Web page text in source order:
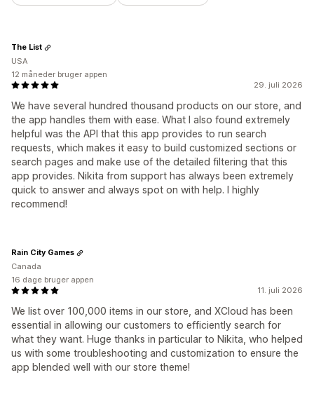
29. juli 2026
We have several hundred thousand products on our store, and
the app handles them with ease. What I also found extremely
helpful was the API that this app provides to run search
requests, which makes it easy to build customized sections or
search pages and make use of the detailed filtering that this
app provides. Nikita from support has always been extremely
quick to answer and always spot on with help. I highly
recommend!
The List
USA
12 måneder bruger appen
11. juli 2026
We list over 100,000 items in our store, and XCloud has been
essential in allowing our customers to efficiently search for
what they want. Huge thanks in particular to Nikita, who helped
us with some troubleshooting and customization to ensure the
app blended well with our store theme!
Rain City Games
Canada
16 dage bruger appen